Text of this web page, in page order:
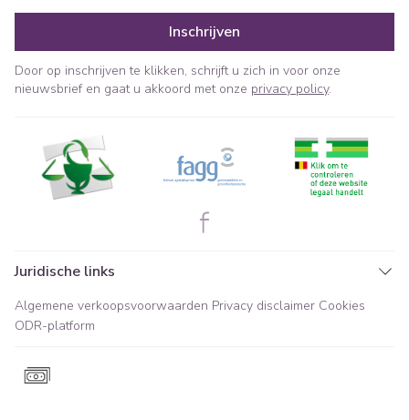
Inschrijven
Door op inschrijven te klikken, schrijft u zich in voor onze
nieuwsbrief en gaat u akkoord met onze privacy policy.
Juridische links
Algemene verkoopsvoorwaarden Privacy disclaimer Cookies
ODR-platform